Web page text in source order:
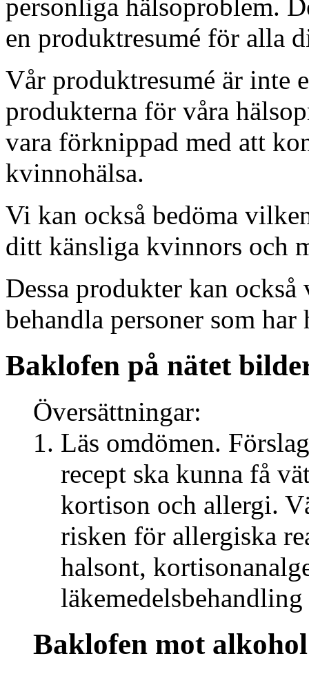
personliga hälsoproblem.
en produktresumé för alla
Vår produktresumé är inte
produkterna för våra
vara förknippad med att
kvinnohälsa.
Vi kan också bedöma
ditt känsliga kvinnors och
Dessa produkter kan
behandla personer som
Baklofen på nätet
Översättningar:
Läs omdömen.
recept ska kunna få
kortison och allergi.
risken för allergiska
halsont,
Baklofen mot alkohol